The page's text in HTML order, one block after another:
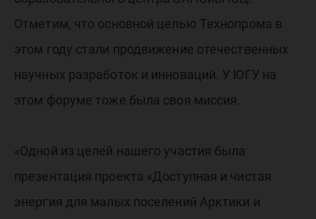
Отметим, что основной целью Технопрома в
этом году стали продвижение отечественных
научных разработок и инноваций. У ЮГУ на
этом форуме тоже была своя миссия.
«Одной из целей нашего участия была
презентация проекта «Доступная и чистая
энергия для малых поселений Арктики и